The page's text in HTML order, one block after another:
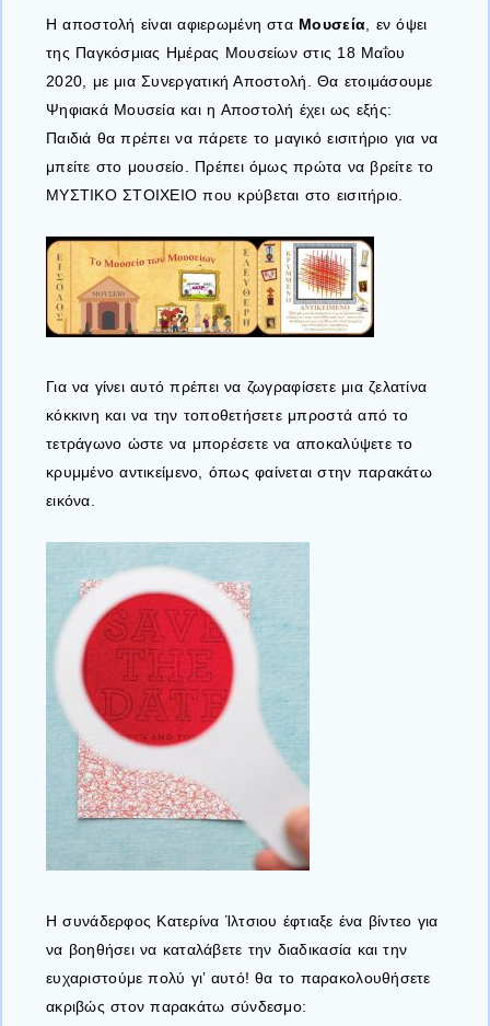
Η αποστολή είναι αφιερωμένη στα Μουσεία , εν όψει
της Παγκόσμιας Ημέρας Μουσείων στις 18 Μαΐου
2020, με μια Συνεργατική Αποστολή. Θα ετοιμάσουμε
Ψηφιακά Μουσεία και η Αποστολή έχει ως εξής:
Παιδιά θα πρέπει να πάρετε το μαγικό εισιτήριο για να
μπείτε στο μουσείο. Πρέπει όμως πρώτα να βρείτε το
ΜΥΣΤΙΚΟ ΣΤΟΙΧΕΙΟ που κρύβεται στο εισιτήριο.
Για να γίνει αυτό πρέπει να ζωγραφίσετε μια ζελατίνα
κόκκινη και να την τοποθετήσετε μπροστά από το
τετράγωνο ώστε να μπορέσετε να αποκαλύψετε το
κρυμμένο αντικείμενο, όπως φαίνεται στην παρακάτω
εικόνα.
Η συνάδερφος Κατερίνα Ίλτσιου έφτιαξε ένα βίντεο για
να βοηθήσει να καταλάβετε την διαδικασία και την
ευχαριστούμε πολύ γι’ αυτό! θα το παρακολουθήσετε
ακριβώς στον παρακάτω σύνδεσμο: